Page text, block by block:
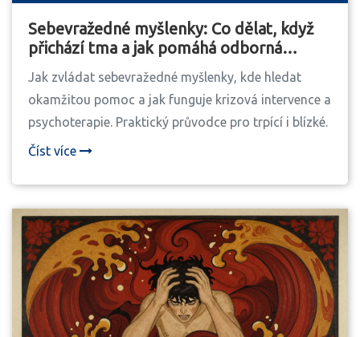
Sebevražedné myšlenky: Co dělat, když
přichází tma a jak pomáhá odborná
pomoc
Jak zvládat sebevražedné myšlenky, kde hledat
okamžitou pomoc a jak funguje krizová intervence a
psychoterapie. Praktický průvodce pro trpící i blízké.
Číst více